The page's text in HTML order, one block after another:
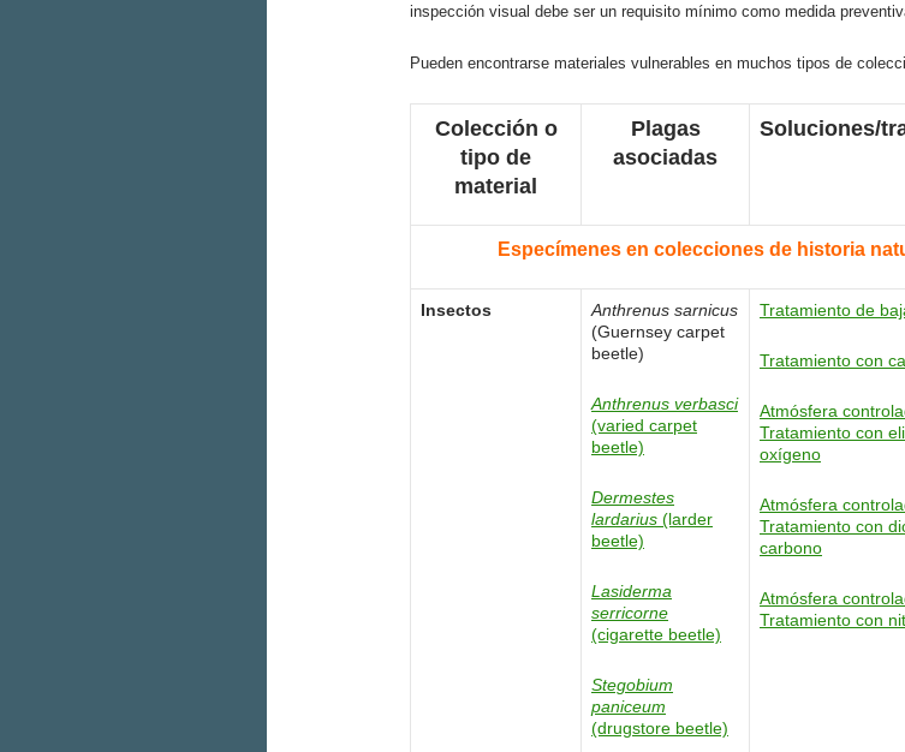
inspección visual debe ser un requisito mínimo como medida
Pueden encontrarse materiales vulnerables en muchos tipos de
Colección o
tipo de
material
Plagas
asociadas
Soluciones/
Especímenes en colecciones de historia
Insectos
Anthrenus sarnicus
(Guernsey carpet
beetle)
Anthrenus verbasci
(varied carpet
beetle)
Dermestes
lardarius (larder
beetle)
Lasiderma
serricorne
(cigarette beetle)
Stegobium
paniceum
(drugstore beetle)
Tratamiento de
Tratamiento con
Atmósfera
Tratamiento con
oxígeno
Atmósfera
Tratamiento con
carbono
Atmósfera
Tratamiento con